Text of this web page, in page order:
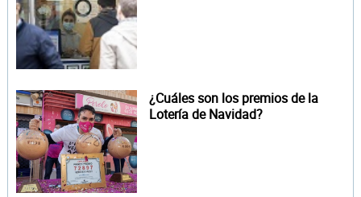
¿Cuáles son los premios de la
Lotería de Navidad?